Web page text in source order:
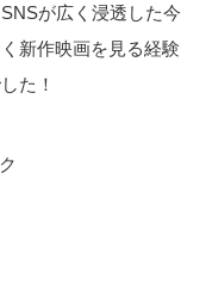
が広く浸透した今
新作映画を見る経験
た！